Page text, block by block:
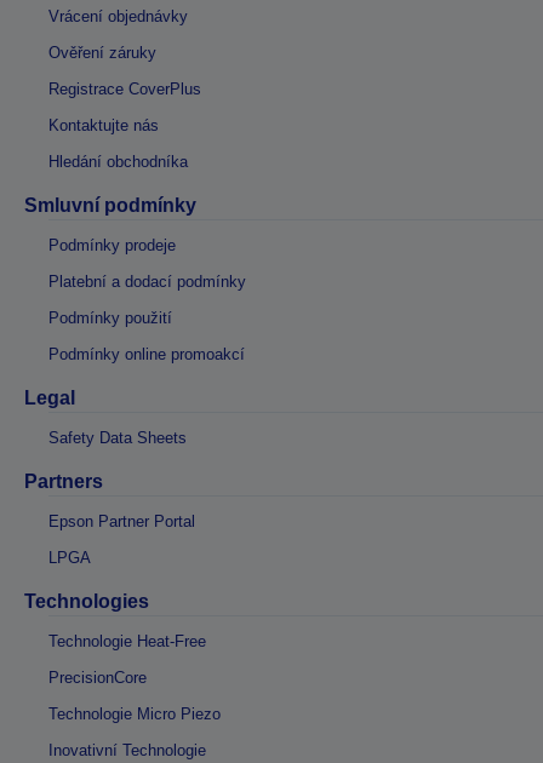
Vrácení objednávky
Ověření záruky
Registrace CoverPlus
Kontaktujte nás
Hledání obchodníka
Smluvní podmínky
Podmínky prodeje
Platební a dodací podmínky
Podmínky použití
Podmínky online promoakcí
Legal
Safety Data Sheets
Partners
Epson Partner Portal
LPGA
Technologies
Technologie Heat-Free
PrecisionCore
Technologie Micro Piezo
Inovativní Technologie